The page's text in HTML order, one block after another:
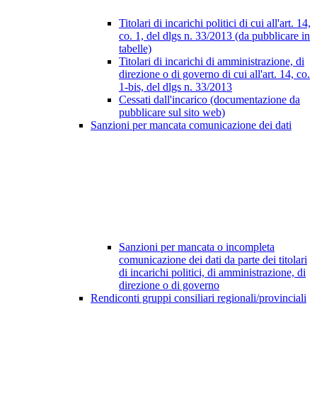
Titolari di incarichi politici di cui all'art. 14,
co. 1, del dlgs n. 33/2013 (da pubblicare in
tabelle)
Titolari di incarichi di amministrazione, di
direzione o di governo di cui all'art. 14, co.
1-bis, del dlgs n. 33/2013
Cessati dall'incarico (documentazione da
pubblicare sul sito web)
Sanzioni per mancata comunicazione dei dati
Sanzioni per mancata o incompleta
comunicazione dei dati da parte dei titolari
di incarichi politici, di amministrazione, di
direzione o di governo
Rendiconti gruppi consiliari regionali/provinciali